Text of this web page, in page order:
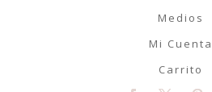
Medios
Mi Cuenta
Carrito